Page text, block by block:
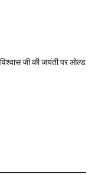
विश्वास जी की जयंती पर ओल्ड